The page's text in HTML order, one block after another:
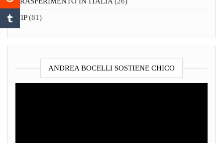
VIP(81)
ANDREA BOCELLI SOSTIENE CHICO